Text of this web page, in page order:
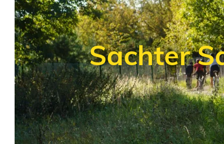
Sachter